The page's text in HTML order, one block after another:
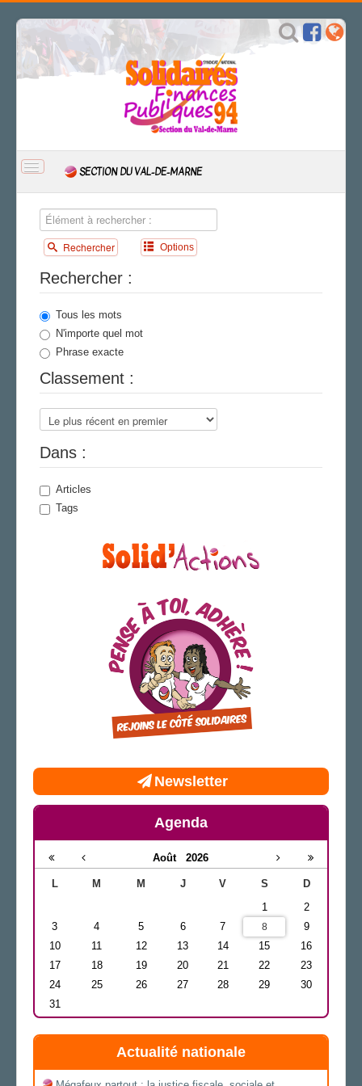
BASCULER
NAVIGATION
SECTION DU VAL-DE-MARNE
ACTUALITÉ
CSAL
CAP/Recours
FS SSCT
Action sociale
Archives
L'IDÉE FIP
LA SECTION
AGENDA
Rechercher Options
Rechercher :
Tous les mots
N'importe quel mot
Phrase exacte
Classement :
Dans :
Articles
Tags
Newsletter
Agenda
Août 2026
L M M J V S
D
1
2
3
4 5 6 7 8
9
10
11 12 13 14 15
16
17
18 19 20 21 22
23
24
25 26 27 28 29
30
31
Actualité nationale